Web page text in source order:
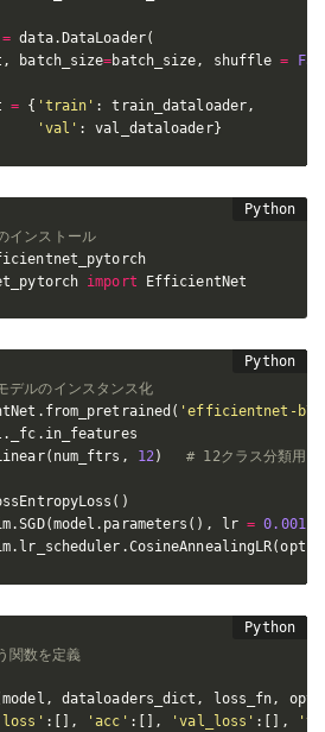
= data. DataLoader(
, batch_size=batch_size, shuffle =
= { 'train' : train_dataloader,
'val' : val_dataloader}
ンストール
!pip install efficientnet_pytorch
import EfficientNet
ルのインスタンス化
. from_pretrained ( 'efficientnet-b7'
. _fc . in_features
( num_ftrs , 12)
# 12クラス分類用に
( )
.SGD(model . parameters ( ) , lr = 0.001,
. lr_scheduler .CosineAnnealingLR(
関数を定義
model , dataloaders_dict , loss_fn,
: , 'acc' : , 'val_loss' : ,